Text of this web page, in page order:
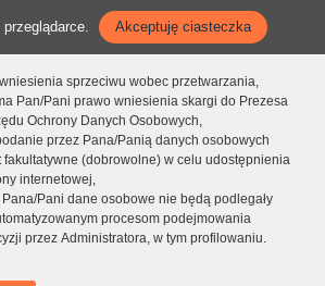
Akceptuję ciasteczka
sprzeciwu wobec przetwarzania,
Pan/Pani prawo wniesienia skargi do Prezesa
Ochrony Danych Osobowych,
przez Pana/Panią danych osobowych
fakultatywne (dobrowolne) w celu udostępnienia
internetowej,
Pana/Pani dane osobowe nie będą podlegały
procesom podejmowania
przez Administratora, w tym profilowaniu.